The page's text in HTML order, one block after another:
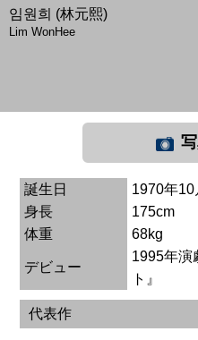
임원희 (林元熙)
Lim WonHee
誕生日
1970年10
身長
175cm
体重
68kg
デビュー
1995年演
ト』
代表作